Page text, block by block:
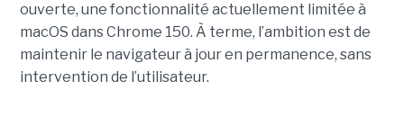
ouverte, une fonctionnalité actuellement limitée à
macOS dans Chrome 150. À terme, l’ambition est de
maintenir le navigateur à jour en permanence, sans
intervention de l’utilisateur.